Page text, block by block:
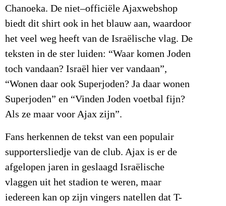
Chanoeka. De niet–officiële Ajaxwebshop
biedt dit shirt ook in het blauw aan, waardoor
het veel weg heeft van de Israëlische vlag. De
teksten in de ster luiden: “Waar komen Joden
toch vandaan? Israël hier ver vandaan”,
“Wonen daar ook Superjoden? Ja daar wonen
Superjoden” en “Vinden Joden voetbal fijn?
Als ze maar voor Ajax zijn”.
Fans herkennen de tekst van een populair
supportersliedje van de club. Ajax is er de
afgelopen jaren in geslaagd Israëlische
vlaggen uit het stadion te weren, maar
iedereen kan op zijn vingers natellen dat T-